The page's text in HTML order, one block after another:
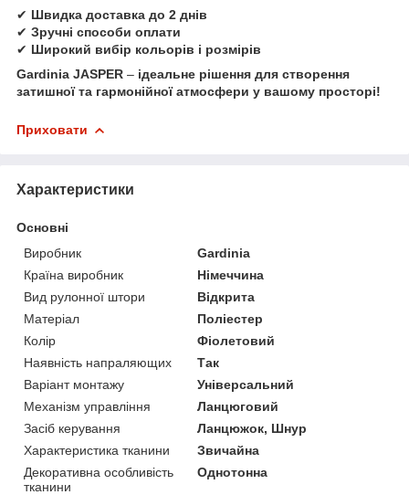
✔ Швидка доставка до 2 днів
✔ Зручні способи оплати
✔ Широкий вибір кольорів і розмірів
Gardinia JASPER – ідеальне рішення для створення
затишної та гармонійної атмосфери у вашому просторі!
Приховати
Характеристики
Основні
Виробник
Gardinia
Країна виробник
Німеччина
Вид рулонної штори
Відкрита
Матеріал
Поліестер
Колір
Фіолетовий
Наявність напраляющих
Так
Варіант монтажу
Універсальний
Механізм управління
Ланцюговий
Засіб керування
Ланцюжок, Шнур
Характеристика тканини
Звичайна
Декоративна особливість
тканини
Однотонна